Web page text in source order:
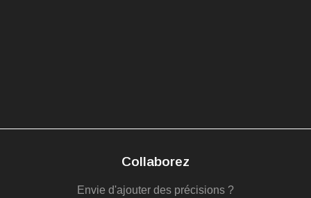
Collaborez
Envie d'ajouter des précisions ?